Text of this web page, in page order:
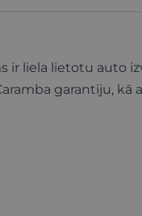
ir liela lietotu auto
garantiju,